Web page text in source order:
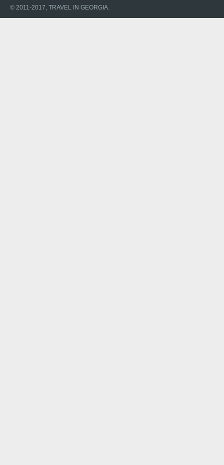
© 2011-2017, TRAVEL IN GEORGIA.